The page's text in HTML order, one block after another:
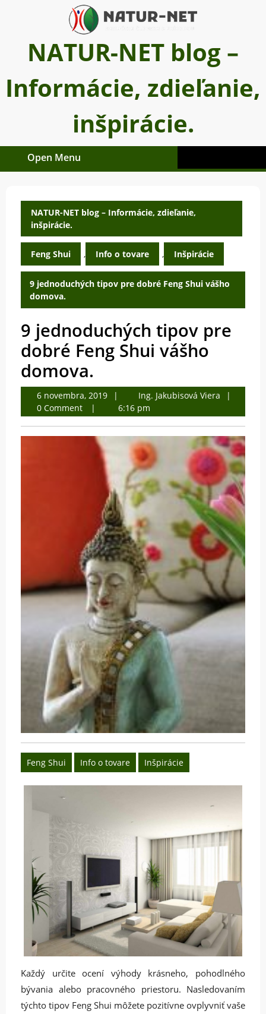
NATUR-NET blog –
Informácie, zdieľanie,
inšpirácie.
Open Menu
NATUR-NET blog – Informácie, zdieľanie,
inšpirácie.
Feng Shui , Info o tovare , Inšpirácie
9 jednoduchých tipov pre dobré Feng Shui vášho
domova.
9 jednoduchých tipov pre
dobré Feng Shui vášho
domova.
6 novembra, 20196
novembra,
2019
Ing. Jakubisová Viera Ing.
Viera
0 Comment 6:16 pm
Feng Shui Info o tovare Inšpirácie
Každý určite ocení výhody krásneho, pohodlného
bývania alebo pracovného priestoru. Nasledovaním
týchto tipov Feng Shui môžete pozitívne ovplyvniť vaše